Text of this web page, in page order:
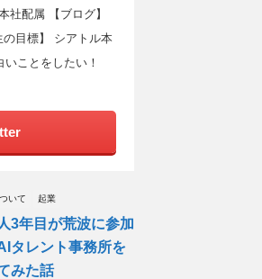
社配属 【ブログ】
目標】 シアトル本
ことをしたい！
いて 起業
3年目が荒波に参加
タレント事務所を
みた話